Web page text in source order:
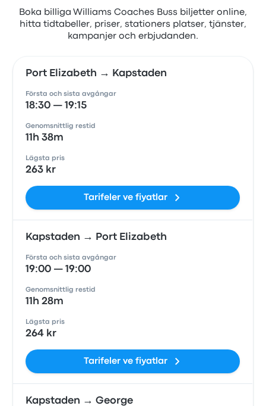
Boka billiga Williams Coaches Buss biljetter online,
hitta tidtabeller, priser, stationers platser, tjänster,
kampanjer och erbjudanden.
Port Elizabeth → Kapstaden
Första och sista avgångar
18:30 — 19:15
Genomsnittlig restid
11h 38m
Lägsta pris
263 kr
Tarifeler ve fiyatlar
Kapstaden → Port Elizabeth
Första och sista avgångar
19:00 — 19:00
Genomsnittlig restid
11h 28m
Lägsta pris
264 kr
Tarifeler ve fiyatlar
Kapstaden → George